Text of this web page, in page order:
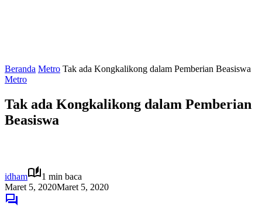
Beranda Metro Tak ada Kongkalikong dalam Pemberian Beasiswa
Metro
Tak ada Kongkalikong dalam Pemberian
Beasiswa
idham
1 min baca
Maret 5, 2020Maret 5, 2020